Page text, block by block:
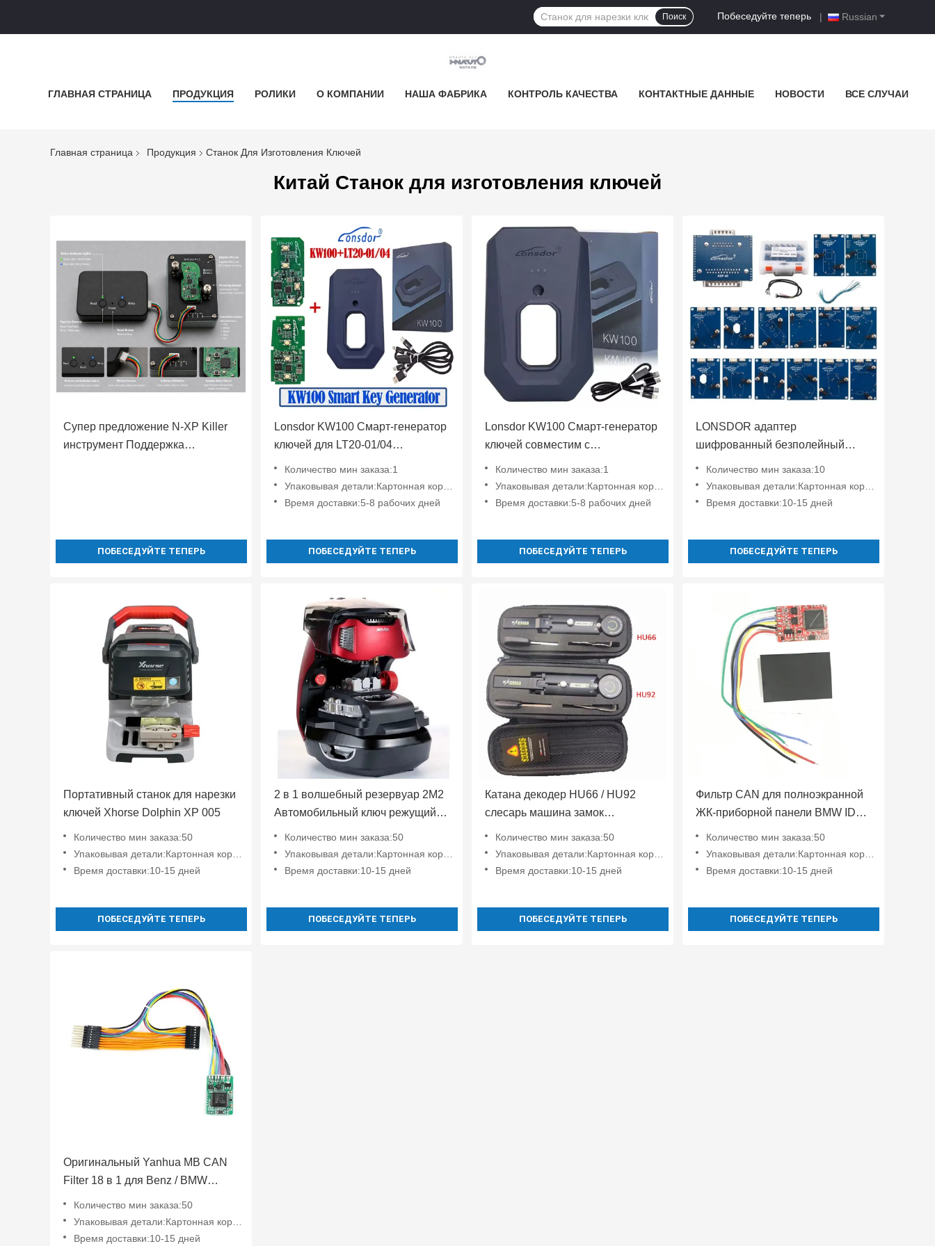
Russian
Побеседуйте теперь |
Поиск
ГЛАВНАЯ СТРАНИЦА ПРОДУКЦИЯ РОЛИКИ О КОМПАНИИ НАША ФАБРИКА КОНТРОЛЬ КАЧЕСТВА КОНТАКТНЫЕ ДАННЫЕ НОВОСТИ ВСЕ СЛУЧАИ
Главная страница Продукция Станок Для Изготовления Ключей
Китай Станок для изготовления ключей
Супер предложение N-XP Killer
инструмент Поддержка
ПОБЕСЕДУЙТЕ ТЕПЕРЬ
Lonsdor KW100 Смарт-генератор
ключей для LT20-01/04
потерянные и добавление
ключей
Количество мин заказа:1
Упаковывая детали:Картонная коробка
Время доставки:5-8 рабочих дней
ПОБЕСЕДУЙТЕ ТЕПЕРЬ
Lonsdor KW100 Смарт-генератор
ключей совместим с
LT20 Поддержка всех ключей
потерянные и добавление
Количество мин заказа:1
Упаковывая детали:Картонная коробка
Время доставки:5-8 рабочих дней
ПОБЕСЕДУЙТЕ ТЕПЕРЬ
LONSDOR адаптер
шифрованный безполейный
Количество мин заказа:10
Упаковывая детали:Картонная коробка
Время доставки:10-15 дней
ПОБЕСЕДУЙТЕ ТЕПЕРЬ
Портативный станок для нарезки
ключей Xhorse Dolphin XP 005
Количество мин заказа:50
Упаковывая детали:Картонная коробка
Время доставки:10-15 дней
ПОБЕСЕДУЙТЕ ТЕПЕРЬ
2 в 1 волшебный резервуар 2M2
Автомобильный ключ режущий
через телефон подключение
Количество мин заказа:50
Упаковывая детали:Картонная коробка
Время доставки:10-15 дней
ПОБЕСЕДУЙТЕ ТЕПЕРЬ
Катана декодер HU66 / HU92
слесарь машина замок
инструмент
Количество мин заказа:50
Упаковывая детали:Картонная коробка
Время доставки:10-15 дней
ПОБЕСЕДУЙТЕ ТЕПЕРЬ
Фильтр CAN для полноэкранной
ЖК-приборной панели BMW ID7
годов, 3 серии / X3 / X4 / X6
Количество мин заказа:50
Упаковывая детали:Картонная коробка
Время доставки:10-15 дней
ПОБЕСЕДУЙТЕ ТЕПЕРЬ
Оригинальный Yanhua MB CAN
Filter 18 в 1 для Benz / BMW
Количество мин заказа:50
Упаковывая детали:Картонная коробка
Время доставки:10-15 дней